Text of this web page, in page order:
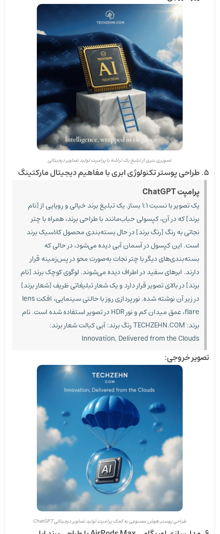
تصویری بنری از تبلیغ یک تراشه با پرامپت تولید تصاویر دیجیتالی
۵. طراحی پوستر تکنولوژی ابری با مفاهیم دیجیتال مارکتینگ
پرامپت ChatGPT
یک تصویر با نسبت ۱:۱ بساز. یک تبلیغ برند خیالی و رویایی از [نام
برند] که در آن، کپسولی حباب‌مانند با طراحی برند، همراه با چتر
نجاتی به رنگ [رنگ برند] در حال بسته‌بندی محصول کلاسیک برند
است. این کپسول در آسمان آبی دیده می‌شود، در حالی که
بسته‌بندی‌های دیگر با چتر نجات به‌صورت محو در پس‌زمینه قرار
دارند. ابرهای سفید در اطراف دیده می‌شوند. لوگوی کوچک برند [نام
برند] در بالای تصویر قرار دارد و یک شعار تبلیغاتی ظریف [شعار برند]
در زیر آن نوشته شده. نورپردازی روز با حالتی سینمایی، افکت lens
flare، عمق میدان کم و نور HDR در تصویر استفاده شده است. نام
برند: TECHZEHN.COM رنگ برند: آبی کبالت شعار برند:
Innovation, Delivered from the Clouds
تصویر خروجی:
طراحی پوستر هوش مصنوعی به کمک پرامپت تولید تصاویر دیجیتالی ChatGPT